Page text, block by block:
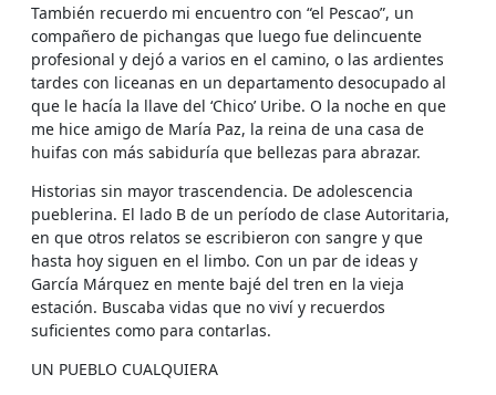
También recuerdo mi encuentro con “el Pescao”, un
compañero de pichangas que luego fue delincuente
profesional y dejó a varios en el camino, o las ardientes
tardes con liceanas en un departamento desocupado al
que le hacía la llave del ‘Chico’ Uribe. O la noche en que
me hice amigo de María Paz, la reina de una casa de
huifas con más sabiduría que bellezas para abrazar.
Historias sin mayor trascendencia. De adolescencia
pueblerina. El lado B de un período de clase Autoritaria,
en que otros relatos se escribieron con sangre y que
hasta hoy siguen en el limbo. Con un par de ideas y
García Márquez en mente bajé del tren en la vieja
estación. Buscaba vidas que no viví y recuerdos
suficientes como para contarlas.
UN PUEBLO CUALQUIERA